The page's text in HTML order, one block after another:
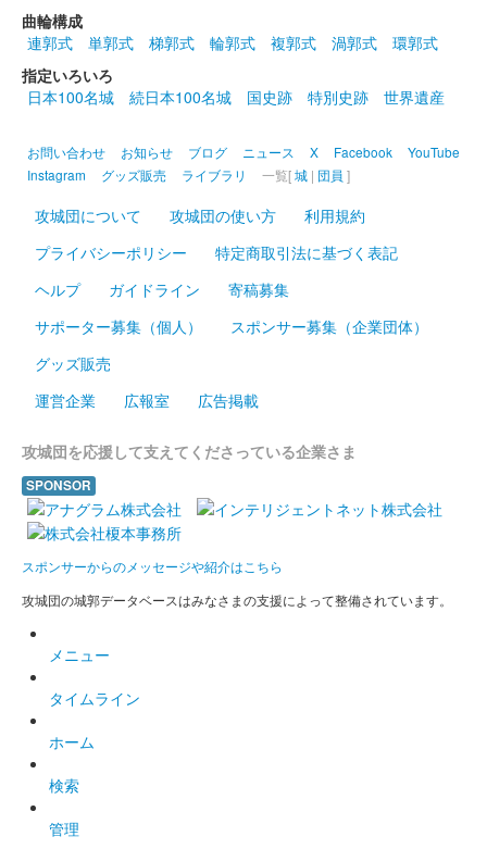
曲輪構成
連郭式
単郭式 梯郭式 輪郭式 複郭式 渦郭式
環郭式
指定いろいろ
日本100名城
続日本100名城 国史跡 特別史跡 世界遺産
お問い合わせ お知らせ ブログ ニュース X Facebook
YouTube
Instagram
グッズ販売 ライブラリ 一覧[城 | 団員 ]
攻城団について 攻城団の使い方
利用規約
プライバシーポリシー
特定商取引法に基づく表記
ヘルプ
ガイドライン
寄稿募集
サポーター募集（個人）
スポンサー募集（企業団体）
グッズ販売
運営企業
広報室 広告掲載
攻城団を応援して支えてくださっている企業さま
SPONSOR
スポンサーからのメッセージや紹介はこちら
攻城団の城郭データベースはみなさまの支援によって整備されています。
メニュー
タイムライン
ホーム
検索
管理